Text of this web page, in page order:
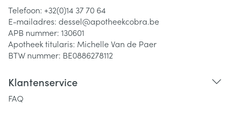
Telefoon: +32(0)14 37 70 64
E-mailadres: dessel@apotheekcobra.be
APB nummer: 130601
Apotheek titularis: Michelle Van de Paer
BTW nummer: BE0886278112
Klantenservice
FAQ